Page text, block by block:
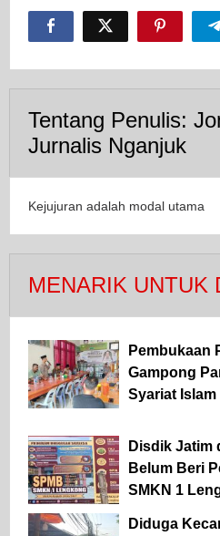
Tentang Penulis:
Jurnalis Nganjuk
Kejujuran adalah modal utama
MENARIK UNTUK
Pembukaan
Gampong
Syariat
Disdik Jatim
Belum Beri
SMKN 1
Diduga